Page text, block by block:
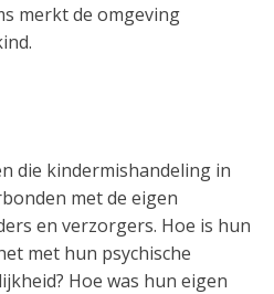
merkt de omgeving
die kindermishandeling in
met de eigen
en verzorgers. Hoe is hun
met hun psychische
Hoe was hun eigen